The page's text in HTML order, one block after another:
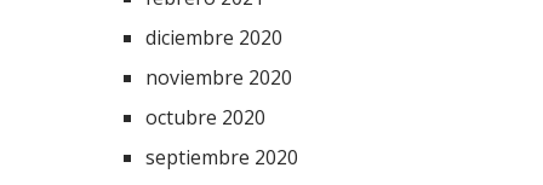
diciembre 2020
noviembre 2020
octubre 2020
septiembre 2020